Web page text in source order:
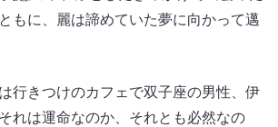
もに、麗は諦めていた夢に向かって邁
行きつけのカフェで双子座の男性、伊
れは運命なのか、それとも必然なの